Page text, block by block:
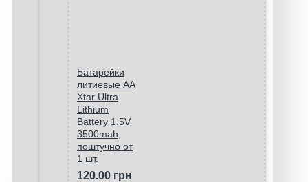
Батарейки
литиевые АА
Xtar Ultra
Lithium
Battery 1.5V
3500mah,
поштучно от
1 шт.
120.00 грн